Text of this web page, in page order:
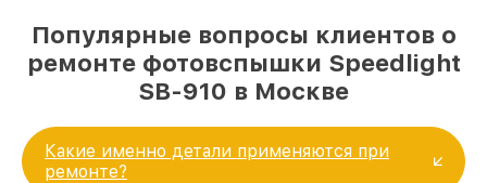
Популярные вопросы клиентов о
ремонте фотовспышки Speedlight
SB-910 в Москве
Какие именно детали применяются при
ремонте?